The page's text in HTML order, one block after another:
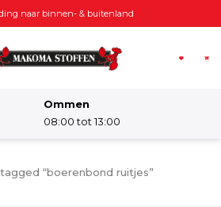
naar binnen- & buitenland
Ommen
08:00 tot 13:00
Damesstoffen
“boerenbond ruitjes”